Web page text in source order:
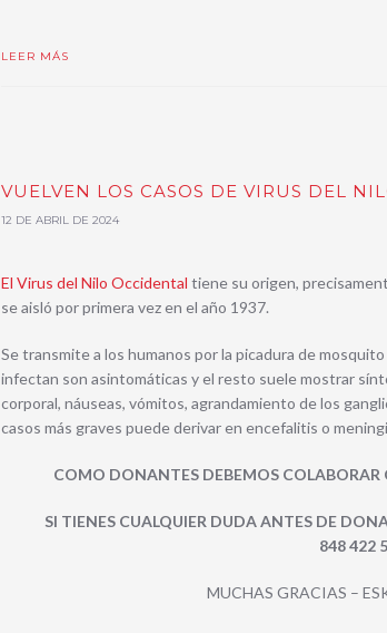
LEER MÁS
VUELVEN LOS CASOS DE VIRUS DEL
12 DE ABRIL DE 2024
El Virus del Nilo Occidental tiene su origen,
se aisló por primera vez en el año 1937.
Se transmite a los humanos por la picadura de
infectan son asintomáticas y el resto suele mostrar
corporal, náuseas, vómitos, agrandamiento de los
casos más graves puede derivar en encefalitis o
COMO DONANTES DEBEMOS
SI TIENES CUALQUIER DUDA ANTES DE
848 422
MUCHAS GRACIAS –